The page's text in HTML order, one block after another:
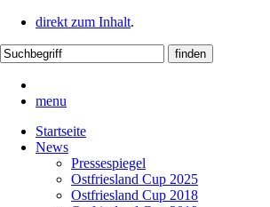
direkt zum Inhalt.
menu
Startseite
News
Pressespiegel
Ostfriesland Cup 2025
Ostfriesland Cup 2018